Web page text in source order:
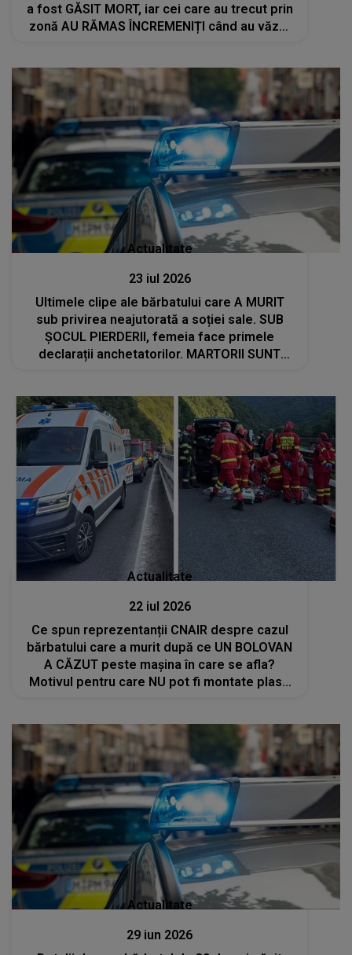
a fost GĂSIT MORT, iar cei care au trecut prin
zonă AU RĂMAS ÎNCREMENIȚI când au văzut
Actualitate
23 iul 2026
Ultimele clipe ale bărbatului care A MURIT
sub privirea neajutorată a soției sale. SUB
ȘOCUL PIERDERII, femeia face primele
declarații anchetatorilor. MARTORII SUNT
Actualitate
22 iul 2026
Ce spun reprezentanții CNAIR despre cazul
bărbatului care a murit după ce UN BOLOVAN
A CĂZUT peste mașina în care se afla?
Motivul pentru care NU pot fi montate plase
Actualitate
29 iun 2026